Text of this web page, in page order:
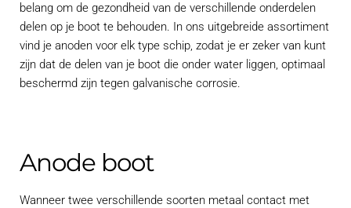
belang om de gezondheid van de verschillende onderdelen
delen op je boot te behouden. In ons uitgebreide assortiment
vind je anoden voor elk type schip, zodat je er zeker van kunt
zijn dat de delen van je boot die onder water liggen, optimaal
beschermd zijn tegen galvanische corrosie.
Anode boot
Wanneer twee verschillende soorten metaal contact met